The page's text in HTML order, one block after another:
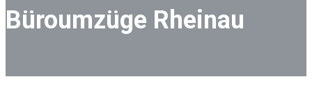
Büroumzüge Rheinau